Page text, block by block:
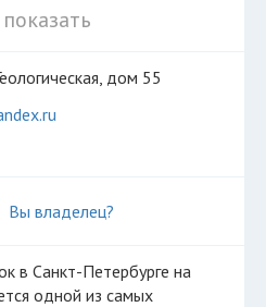
дом 55
Вы владелец?
одной из самых